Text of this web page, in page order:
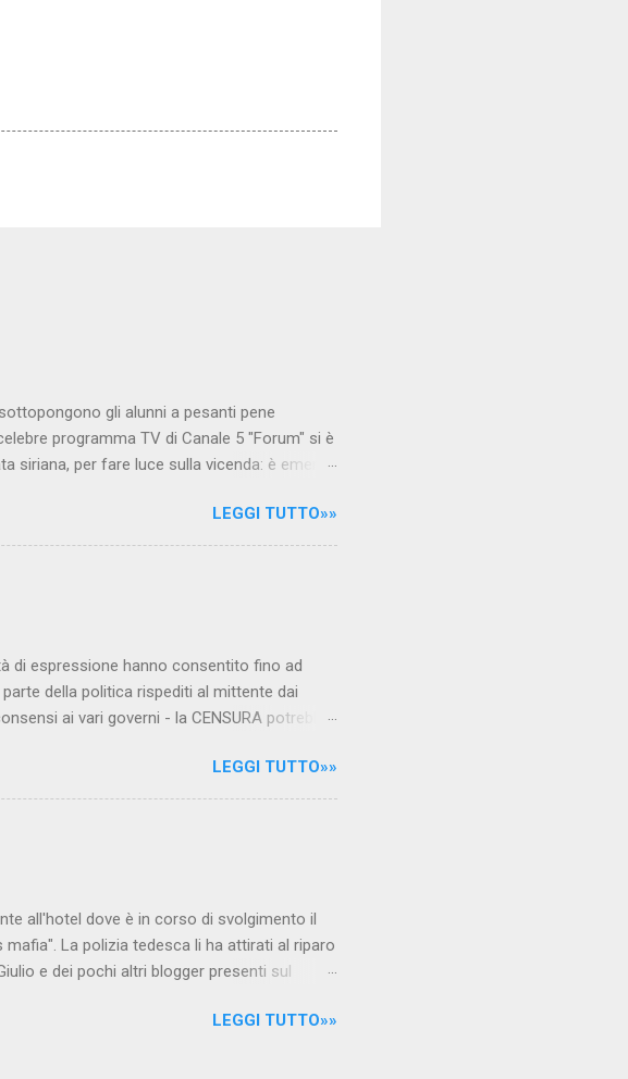
gli alunni a pesanti pene
programma TV di Canale 5 "Forum" si è
siriana, per fare luce sulla vicenda: è emerso
. staff nocensura.com Condividi su Facebook
LEGGI TUTTO»»
di espressione hanno consentito fino ad
della politica rispediti al mittente dai
ai vari governi - la CENSURA potrebbe
è proprizio perché al governo non c'è più
li per mettere la faccia su quelle misure
dai miliardi da sborsare per le banche allo
a farsi riprendere mentre fa la spesa come
LEGGI TUTTO»»
all'hotel dove è in corso di svolgimento il
La polizia tedesca li ha attirati al riparo
e dei pochi altri blogger presenti sul
i nostri amici inviati durante l'ultimoLEGGI TUTTO»»